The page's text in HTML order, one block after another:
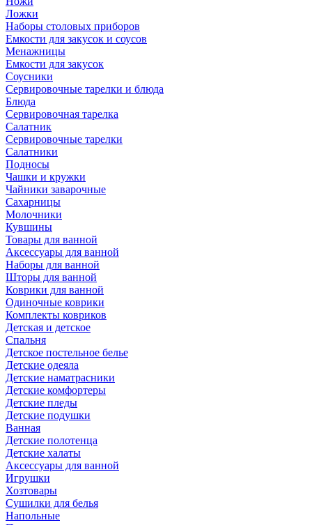
Ложки
Наборы столовых приборов
Емкости для закусок и соусов
Менажницы
Емкости для закусок
Соусники
Сервировочные тарелки и блюда
Блюда
Сервировочная тарелка
Салатник
Сервировочные тарелки
Салатники
Подносы
Чашки и кружки
Чайники заварочные
Сахарницы
Молочники
Кувшины
Товары для ванной
Аксессуары для ванной
Наборы для ванной
Шторы для ванной
Коврики для ванной
Одиночные коврики
Комплекты ковриков
Детская и детское
Спальня
Детское постельное белье
Детские одеяла
Детские наматрасники
Детские комфортеры
Детские пледы
Детские подушки
Ванная
Детские полотенца
Детские халаты
Аксессуары для ванной
Игрушки
Хозтовары
Сушилки для белья
Напольные